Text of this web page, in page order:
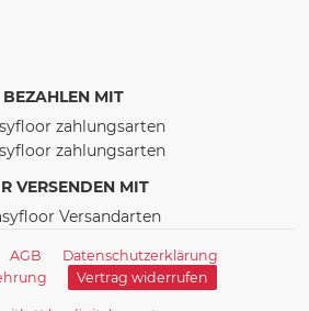
BEZAHLEN MIT
VERSENDEN MIT
AGB
Datenschutzerklärung
Vertrag widerrufen